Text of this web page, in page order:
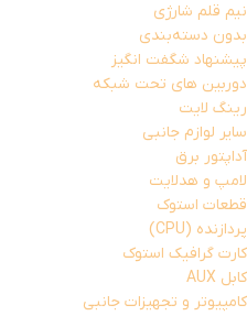
نیم قلم شارژی
بدون دسته‌بندی
پیشنهاد شگفت انگیز
دوربین های تحت شبکه
رینگ لایت
سایر لوازم جانبی
آداپتور برق
لامپ و هدلایت
قطعات استوک
پردازنده (CPU)
کارت گرافیک استوک
کابل AUX
کامپیوتر و تجهیزات جانبی